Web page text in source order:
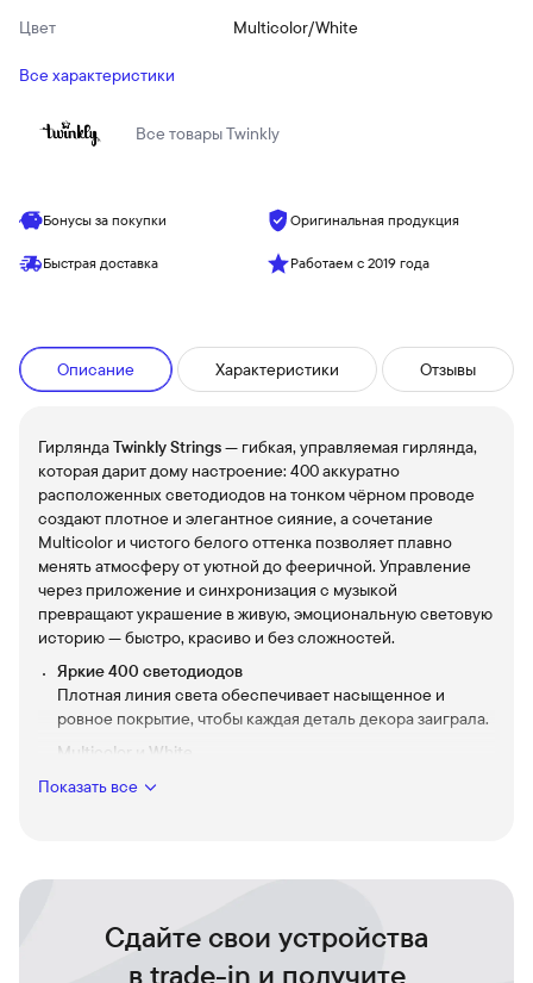
Цвет Multicolor/White
Все характеристики
Все товарыTwinkly
Бонусы за покупки Оригинальная продукция
Быстрая доставка Работаем с 2019 года
Описание Характеристики Отзывы
ГирляндаTwinkly Strings— гибкая, управляемая гирлянда,
которая дарит дому настроение: 400 аккуратно
расположенных светодиодов на тонком чёрном проводе
создают плотное и элегантное сияние, а сочетание
Multicolor и чистого белого оттенка позволяет плавно
менять атмосферу от уютной до фееричной. Управление
через приложение и синхронизация с музыкой
превращают украшение в живую, эмоциональную световую
историю — быстро, красиво и без сложностей.
Яркие 400 светодиодов
Плотная линия света обеспечивает насыщенное и
ровное покрытие, чтобы каждая деталь декора заиграла.
Multicolor и White
тоном даёт свободу создавать любую сцену — от тёплой
Незаметный фон подчёркивает свет, не отвлекая
Управление через приложение
Меняйте цвета, анимации и предустановки в пару
Показать все
Сдайте свои устройства
в trade-in и получите